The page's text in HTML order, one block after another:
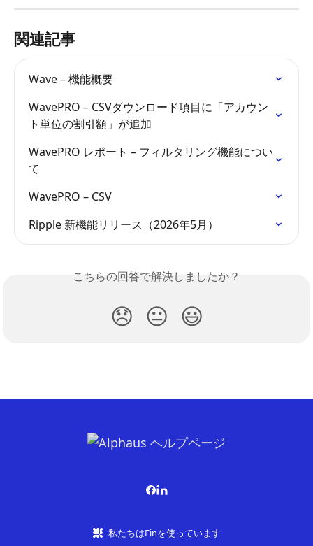
関連記事
Wave – 機能概要
WavePRO – CSVダウンロード項目に「アカウン
ト単位の割引額」が追加
WavePRO レポート – フィルタリング機能につい
て
WavePRO – CSV
Ripple 新機能リリース（2026年5月）
こちらの回答で解決しましたか？
😞 😐 😃
私たちはFinを使っています